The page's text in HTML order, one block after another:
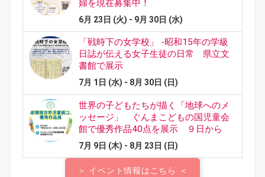
＞ イベント情報はこちら ＜